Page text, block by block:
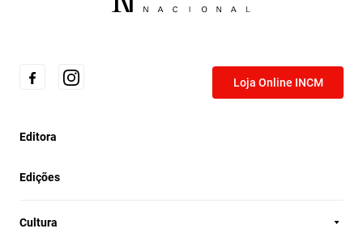
Loja Online INCM
Editora
Edições
Cultura